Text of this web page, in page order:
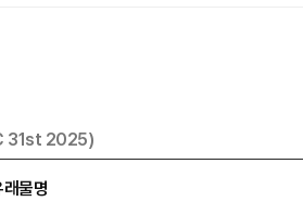
31st 2025)
물명